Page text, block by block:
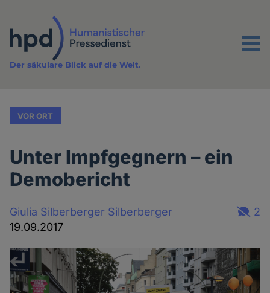
Inhalt
Menu
Der säkulare Blick auf die Welt.
VOR ORT
Unter Impfgegnern – ein
Demobericht
Giulia Silberberger Silberberger
19.09.2017
2